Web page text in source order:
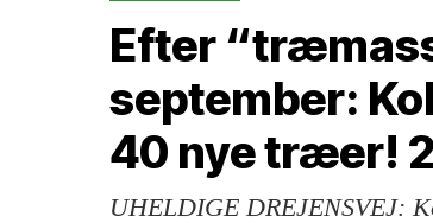
Efter
september:
40 nye træer!
UHELDIGE DREJENSVEJ: